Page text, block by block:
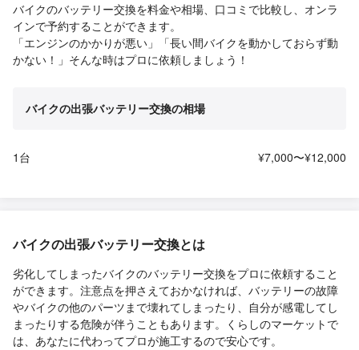
バイクのバッテリー交換を料金や相場、口コミで比較し、オンラ
インで予約することができます。
「エンジンのかかりが悪い」「長い間バイクを動かしておらず動
かない！」そんな時はプロに依頼しましょう！
バイクの出張バッテリー交換の相場
1台 ¥7,000〜¥12,000
バイクの出張バッテリー交換とは
劣化してしまったバイクのバッテリー交換をプロに依頼すること
ができます。注意点を押さえておかなければ、バッテリーの故障
やバイクの他のパーツまで壊れてしまったり、自分が感電してし
まったりする危険が伴うこともあります。くらしのマーケットで
は、あなたに代わってプロが施工するので安心です。